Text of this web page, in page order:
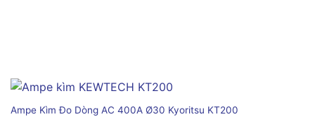
Ampe Kìm Đo Dòng AC 400A Ø30 Kyoritsu KT200